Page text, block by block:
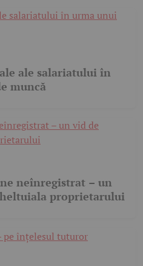
ale salariatului în
muncă
neînregistrat – un
proprietarului